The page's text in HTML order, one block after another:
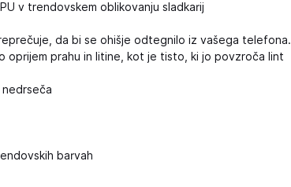
v trendovskem oblikovanju sladkarij
da bi se ohišje odtegnilo iz vašega telefona.
prahu in litine, kot je tisto, ki jo povzroča lint
barvah